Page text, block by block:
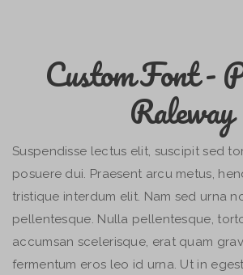
Custom Font -
Raleway
Suspendisse lectus elit, suscipit sed
posuere dui. Praesent arcu metus,
tristique interdum elit. Nam sed urna
pellentesque. Nulla pellentesque,
accumsan scelerisque, erat quam
fermentum eros leo id urna. Ut in